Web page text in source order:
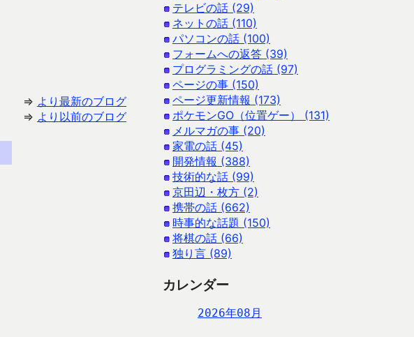
⇒ より最新のブログ
⇒ より以前のブログ
テレビの話 (29)
ネットの話 (110)
パソコンの話 (100)
フォームへの返答 (39)
プログラミングの話 (97)
ページの事 (150)
ページ更新情報 (173)
ポケモンGO（位置ゲー） (131)
メルマガの事 (20)
家電の話 (45)
開発情報 (388)
技術的な話 (99)
京田辺・枚方 (2)
携帯の話 (662)
時事的な話題 (150)
将棋の話 (66)
独り言 (89)
カレンダー
2026年08月